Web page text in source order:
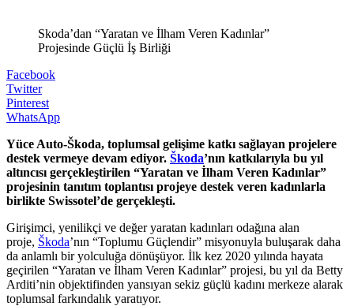
Skoda’dan “Yaratan ve İlham Veren Kadınlar”
Projesinde Güçlü İş Birliği
Facebook
Twitter
Pinterest
WhatsApp
Yüce Auto-Škoda, toplumsal gelişime katkı sağlayan projelere
destek vermeye devam ediyor. Škoda’nın katkılarıyla bu yıl
altıncısı gerçekleştirilen “Yaratan ve İlham Veren Kadınlar”
projesinin tanıtım toplantısı projeye destek veren kadınlarla
birlikte Swissotel’de gerçekleşti.
Girişimci, yenilikçi ve değer yaratan kadınları odağına alan
proje, Škoda’nın “Toplumu Güçlendir” misyonuyla buluşarak daha
da anlamlı bir yolculuğa dönüşüyor. İlk kez 2020 yılında hayata
geçirilen “Yaratan ve İlham Veren Kadınlar” projesi, bu yıl da Betty
Arditi’nin objektifinden yansıyan sekiz güçlü kadını merkeze alarak
toplumsal farkındalık yaratıyor.